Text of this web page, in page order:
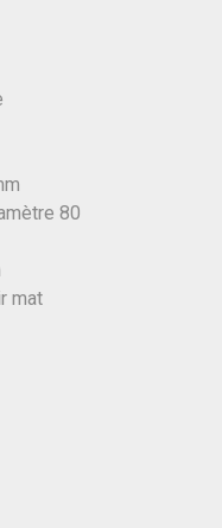
80
mat